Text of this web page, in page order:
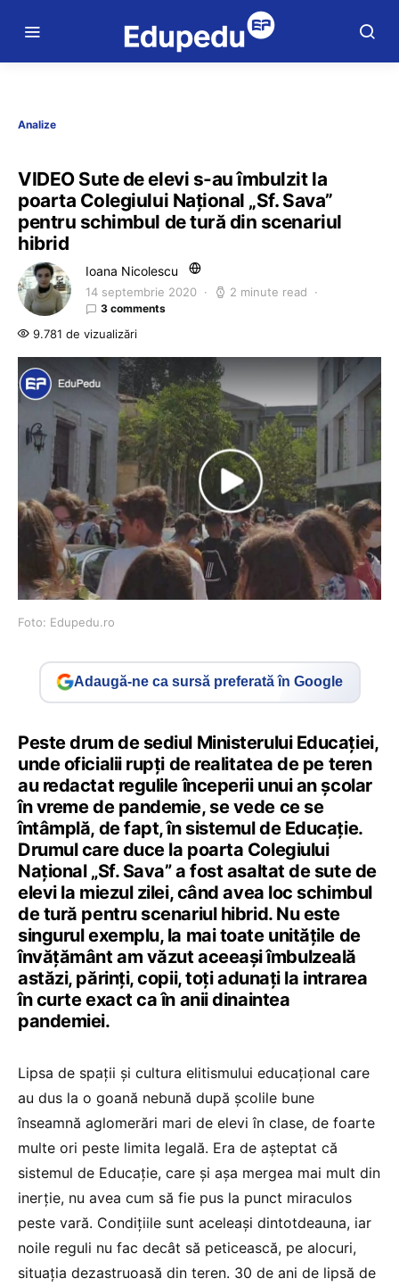
Analize
VIDEO Sute de elevi s-au îmbulzit la
poarta Colegiului Național „Sf. Sava”
pentru schimbul de tură din scenariul
hibrid
Ioana Nicolescu
14 septembrie 2020 2 minute read
3 comments
9.781 de vizualizări
Foto: Edupedu.ro
Adaugă-ne ca sursă preferată în Google
Peste drum de sediul Ministerului Educației,
unde oficialii rupți de realitatea de pe teren
au redactat regulile începerii unui an școlar
în vreme de pandemie, se vede ce se
întâmplă, de fapt, în sistemul de Educație.
Drumul care duce la poarta Colegiului
Național „Sf. Sava” a fost asaltat de sute de
elevi la miezul zilei, când avea loc schimbul
de tură pentru scenariul hibrid. Nu este
singurul exemplu, la mai toate unitățile de
învățământ am văzut aceeași îmbulzeală
astăzi, părinți, copii, toți adunați la intrarea
în curte exact ca în anii dinaintea
pandemiei.
Lipsa de spații și cultura elitismului educațional care
au dus la o goană nebună după școlile bune
înseamnă aglomerări mari de elevi în clase, de foarte
multe ori peste limita legală. Era de așteptat că
sistemul de Educație, care și așa mergea mai mult din
inerție, nu avea cum să fie pus la punct miraculos
peste vară. Condițiile sunt aceleași dintotdeauna, iar
noile reguli nu fac decât să peticească, pe alocuri,
situația dezastruoasă din teren. 30 de ani de lipsă de